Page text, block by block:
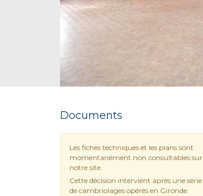
Documents
Les fiches techniques et les plans sont
momentanément non consultables sur
notre site.
Cette décision intervient après une série
de cambriolages opérés en Gironde.